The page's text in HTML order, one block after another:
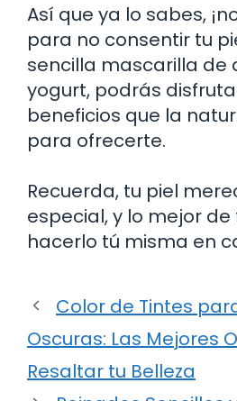
Así que ya lo sabes,
para no consentir tu
sencilla mascarilla de
yogurt, podrás
beneficios que la
para ofrecerte.
Recuerda, tu piel
especial, y lo mejor de
hacerlo tú misma en
Color de Tintes
Oscuras: Las Mejores
Resaltar tu Belleza